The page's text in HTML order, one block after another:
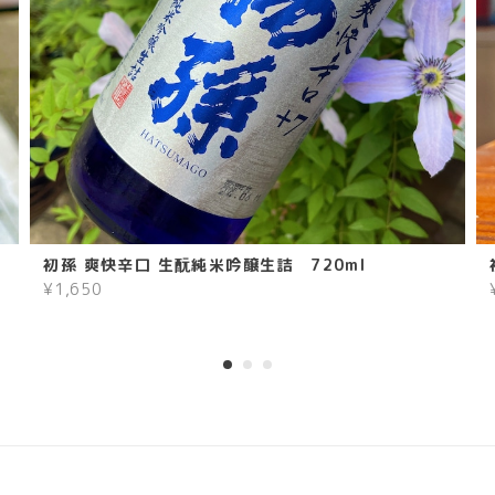
初孫 爽快辛口 生酛純米吟醸生詰 720ml
¥1,650